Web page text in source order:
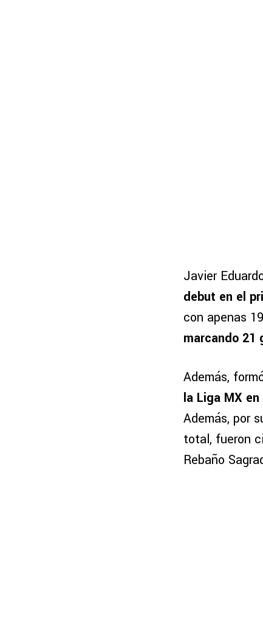
Javier
debut en el
con apenas
marcando 21
Además,
la Liga MX en
Además, por
total, fueron
Rebaño